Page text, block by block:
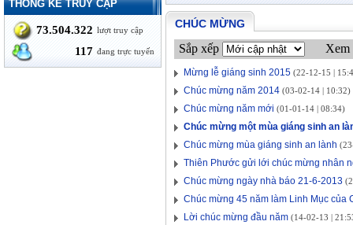
THỐNG KÊ TRUY CẬP
73.504.322 lượt truy cập
117 đang trực tuyến
CHÚC MỪNG
Sắp xếp Xem
Mừng lễ giáng sinh 2015 (22-12-15 |
Chúc mừng năm 2014 (03-02-14 | 10:32)
Chúc mừng năm mới (01-01-14 | 08:34)
Chúc mừng một mùa giáng sinh an
Chúc mừng mùa giáng sinh an lành
Thiên Phước gửi lới chúc mừng nhân
Chúc mừng ngày nhà báo 21-6-2013
Chúc mừng 45 năm làm Linh Mục của
Lời chúc mừng đầu năm (14-02-13 |